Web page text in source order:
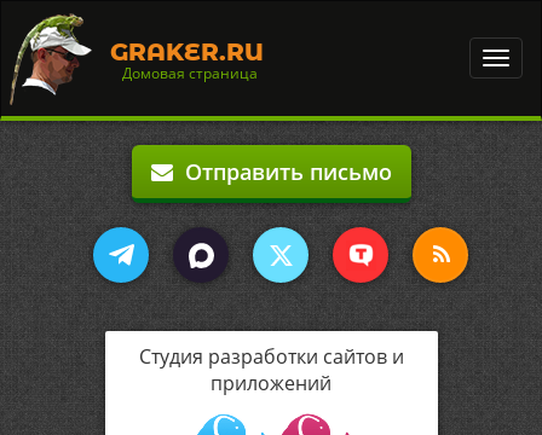
GRAKER.RU
Домовая страница
Отправить письмо
Студия разработки сайтов и
приложений